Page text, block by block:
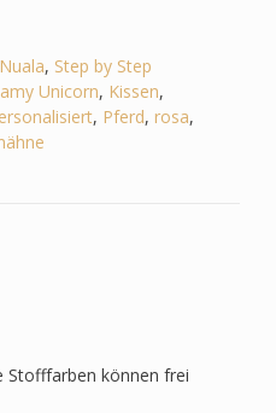
, Step by Step
Unicorn, Kissen,
, Pferd, rosa,
Stofffarben können frei